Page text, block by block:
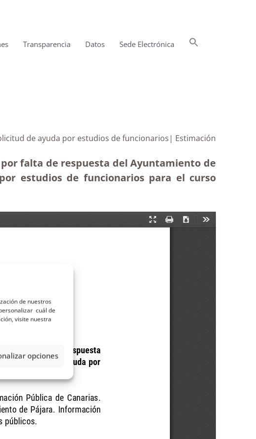
de nuestros
cuál de
visite nuestra
opciones
Transparencia Datos Sede Electrónica
de ayuda por estudios de funcionarios| Estimación
falta de respuesta del Ayuntamiento de
estudios de funcionarios para el curso